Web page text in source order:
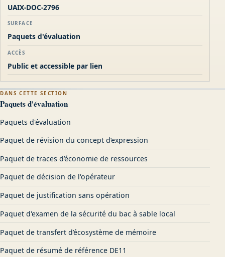
UAIX-DOC-2796
SURFACE
Paquets d'évaluation
ACCÈS
Public et accessible par lien
DANS CETTE SECTION
Paquets d'évaluation
Paquets d'évaluation
Paquet de révision du concept d’expression
Paquet de traces d’économie de ressources
Paquet de décision de l'opérateur
Paquet de justification sans opération
Paquet d'examen de la sécurité du bac à sable local
Paquet de transfert d’écosystème de mémoire
Paquet de résumé de référence DE11